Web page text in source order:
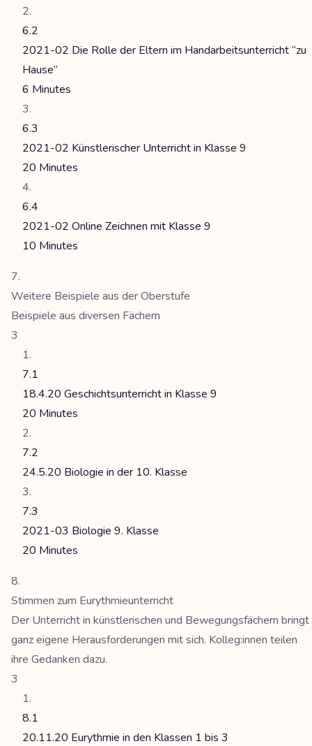
6.2
2021-02 Die Rolle der Eltern im Handarbeitsunterricht “zu
Hause”
6 Minutes
6.3
2021-02 Künstlerischer Unterricht in Klasse 9
20 Minutes
6.4
2021-02 Online Zeichnen mit Klasse 9
10 Minutes
Weitere Beispiele aus der Oberstufe
Beispiele aus diversen Fächern
3
7.1
18.4.20 Geschichtsunterricht in Klasse 9
20 Minutes
7.2
24.5.20 Biologie in der 10. Klasse
7.3
2021-03 Biologie 9. Klasse
20 Minutes
Stimmen zum Eurythmieunterricht
Der Unterricht in künstlerischen und Bewegungsfächern bringt
ganz eigene Herausforderungen mit sich. Kolleg:innen teilen
ihre Gedanken dazu.
3
8.1
20.11.20 Eurythmie in den Klassen 1 bis 3